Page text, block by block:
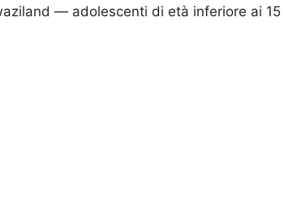
— adolescenti di età inferiore ai 15